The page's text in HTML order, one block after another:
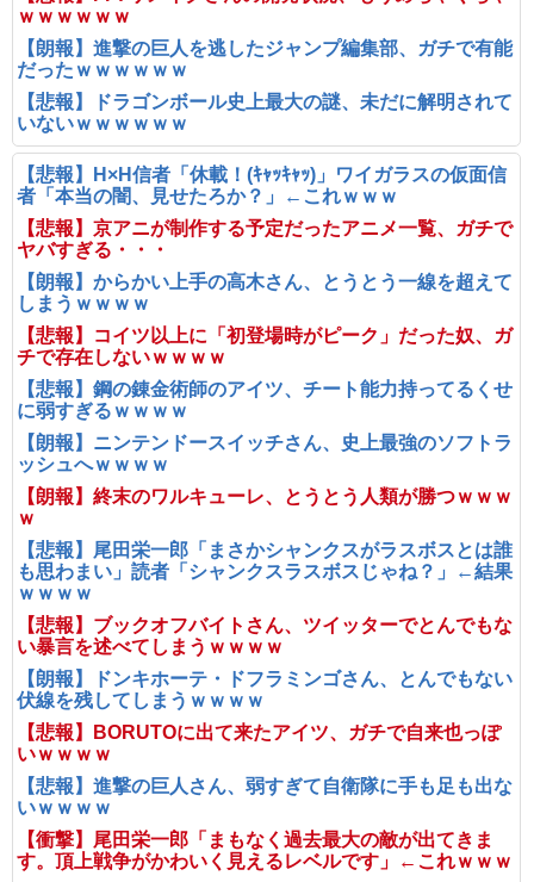
ｗｗｗｗｗｗ
【朗報】進撃の巨人を逃したジャンプ編集部、ガチで有能
だったｗｗｗｗｗｗ
【悲報】ドラゴンボール史上最大の謎、未だに解明されて
いないｗｗｗｗｗｗ
【悲報】H×H信者「休載！(ｷｬｯｷｬｯ)」ワイガラスの仮面信
者「本当の闇、見せたろか？」←これｗｗｗ
【悲報】京アニが制作する予定だったアニメ一覧、ガチで
ヤバすぎる・・・
【朗報】からかい上手の高木さん、とうとう一線を超えて
しまうｗｗｗｗ
【悲報】コイツ以上に「初登場時がピーク」だった奴、ガ
チで存在しないｗｗｗｗ
【悲報】鋼の錬金術師のアイツ、チート能力持ってるくせ
に弱すぎるｗｗｗｗ
【朗報】ニンテンドースイッチさん、史上最強のソフトラ
ッシュへｗｗｗｗ
【朗報】終末のワルキューレ、とうとう人類が勝つｗｗｗ
ｗ
【悲報】尾田栄一郎「まさかシャンクスがラスボスとは誰
も思わまい」読者「シャンクスラスボスじゃね？」←結果
ｗｗｗｗ
【悲報】ブックオフバイトさん、ツイッターでとんでもな
い暴言を述べてしまうｗｗｗｗ
【朗報】ドンキホーテ・ドフラミンゴさん、とんでもない
伏線を残してしまうｗｗｗｗ
【悲報】BORUTOに出て来たアイツ、ガチで自来也っぽ
いｗｗｗｗ
【悲報】進撃の巨人さん、弱すぎて自衛隊に手も足も出な
いｗｗｗｗ
【衝撃】尾田栄一郎「まもなく過去最大の敵が出てきま
す。頂上戦争がかわいく見えるレベルです」←これｗｗｗ